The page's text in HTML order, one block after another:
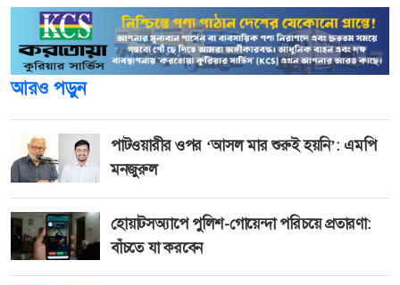
আরও পড়ুন
পাটওয়ারীর ওপর ‘আসল মার শুরুই হয়নি’: এমপি
মনজুরুল
হোয়াটসঅ্যাপে পুলিশ-গোয়েন্দা পরিচয়ে প্রতারণা:
বাঁচতে যা করবেন